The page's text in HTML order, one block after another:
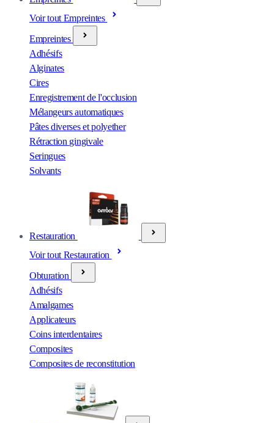
Voir tout Empreintes
Empreintes
Adhésifs
Alginates
Cires
Enregistrement de l'occlusion
Mélangeurs automatiques
Pâtes diverses et polyether
Rétraction gingivale
Seringues
Solvants
Restauration
Voir tout Restauration
Obturation
Adhésifs
Amalgames
Applicateurs
Coins interdentaires
Composites
Composites de reconstitution